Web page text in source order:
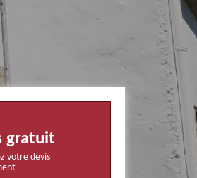
gratuit
votre devis